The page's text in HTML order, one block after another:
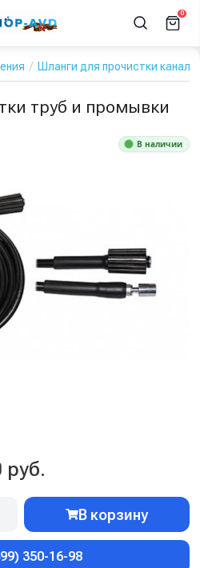
0
Шланги для прочистки
труб и промывки
В наличии
руб.
В корзину
350-16-98